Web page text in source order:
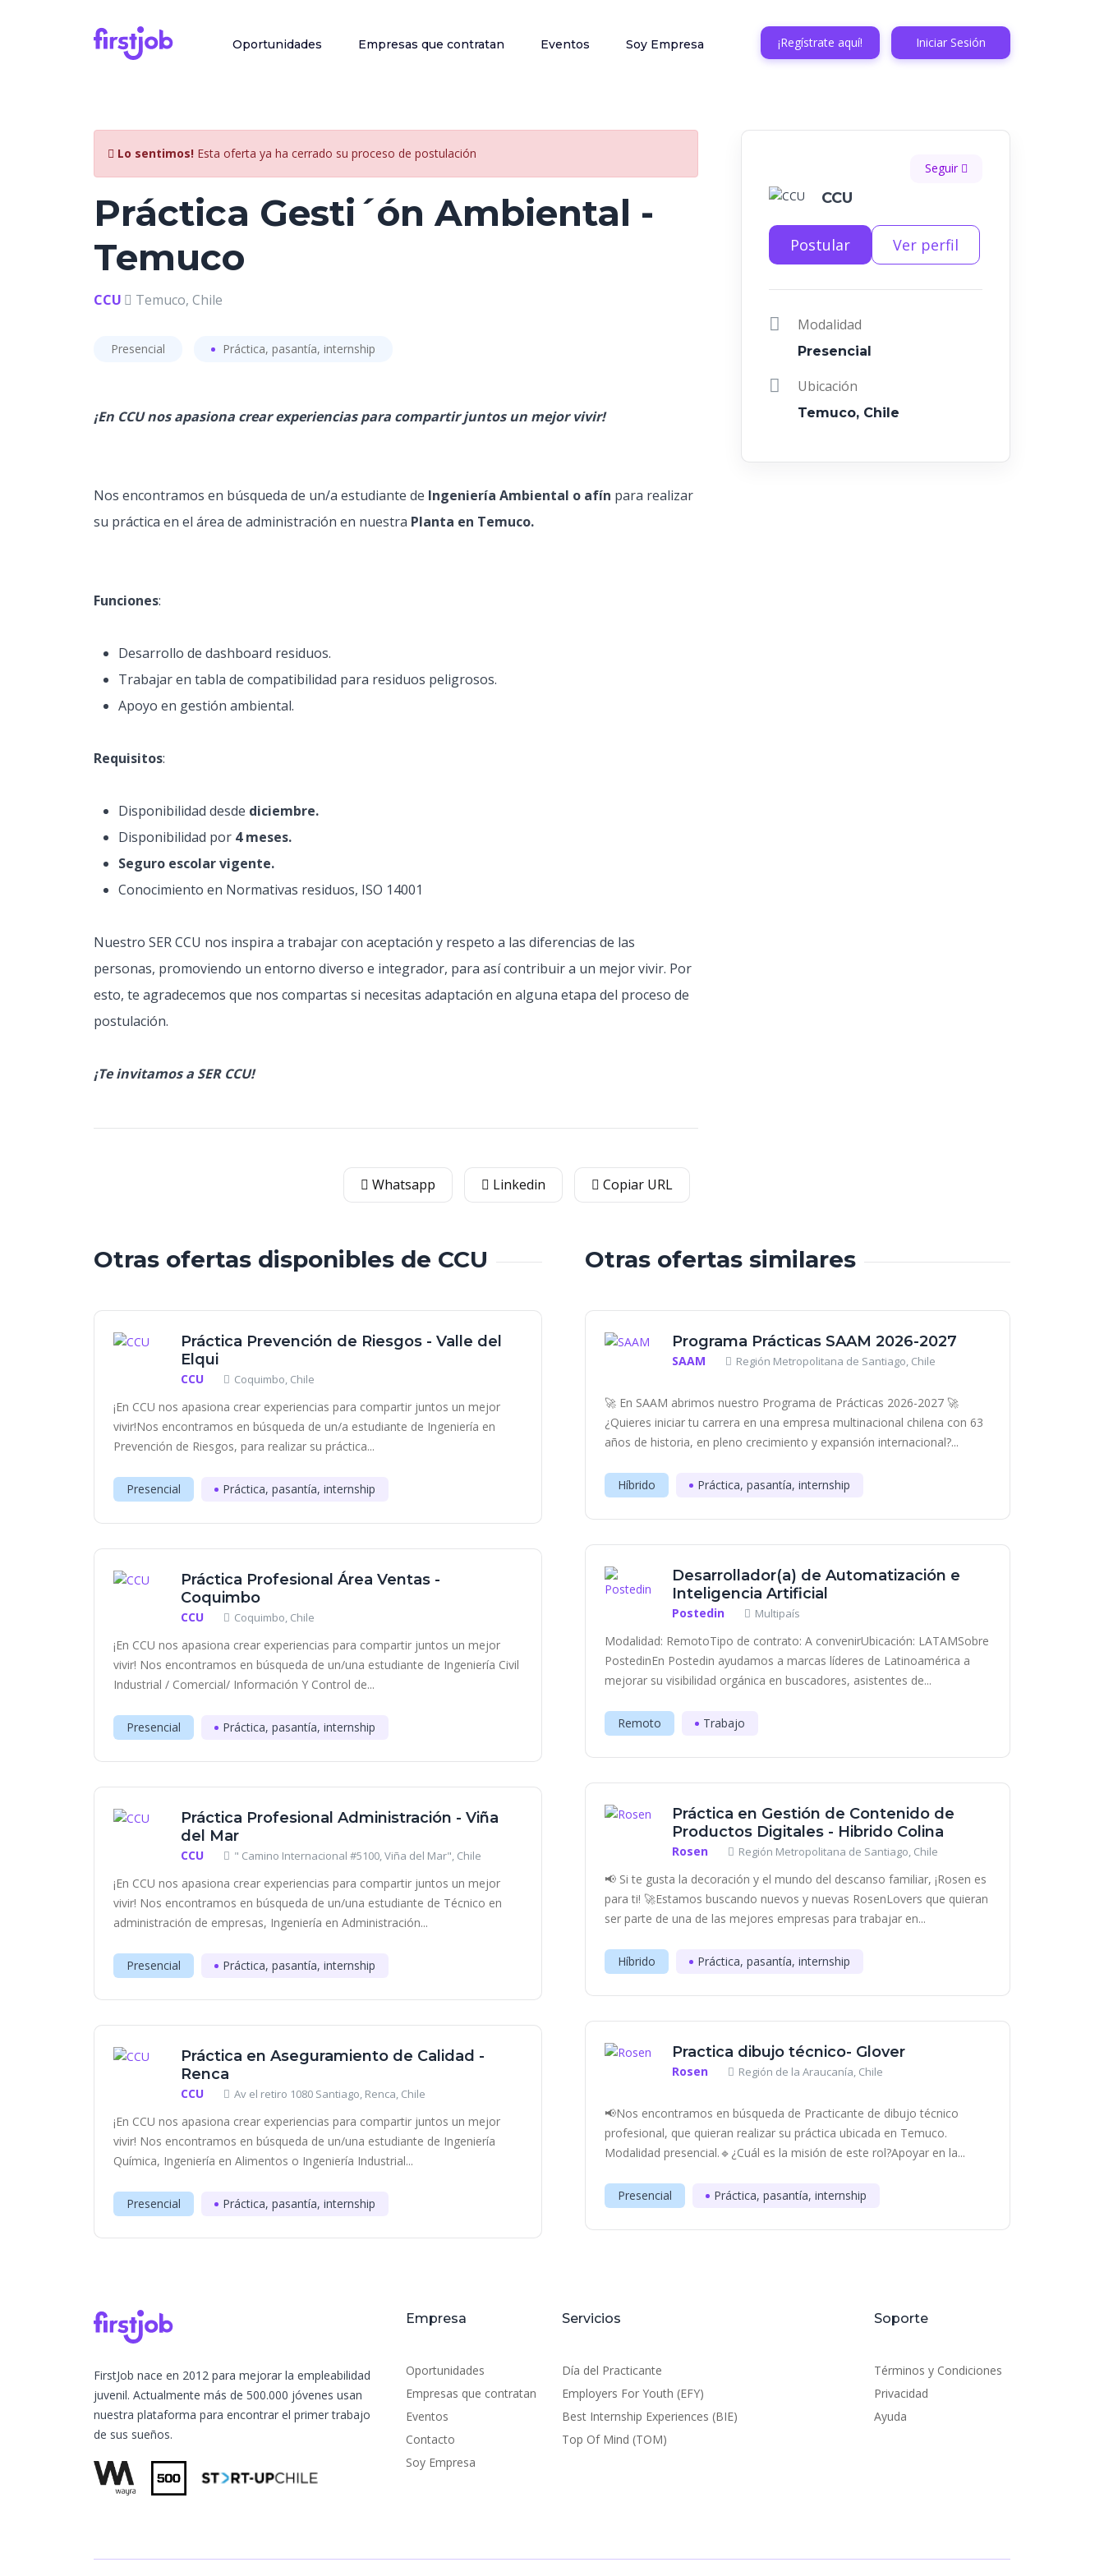
Oportunidades Empresas que contratan Eventos Soy Empresa ¡Regístrate aquí! Iniciar Sesión
Lo sentimos! Esta oferta ya ha cerrado su proceso de postulación
Práctica Gesti´ón Ambiental -
Temuco
CCU Temuco, Chile
Presencial Práctica, pasantía, internship
¡En CCU nos apasiona crear experiencias para compartir juntos un mejor vivir!
Nos encontramos en búsqueda de un/a estudiante de Ingeniería Ambiental o afín para realizar
su práctica en el área de administración en nuestra Planta en Temuco.
Funciones:
Desarrollo de dashboard residuos.
Trabajar en tabla de compatibilidad para residuos peligrosos.
Apoyo en gestión ambiental.
Requisitos:
Disponibilidad desde diciembre.
Disponibilidad por 4 meses.
Seguro escolar vigente.
Conocimiento en Normativas residuos, ISO 14001
Nuestro SER CCU nos inspira a trabajar con aceptación y respeto a las diferencias de las
personas, promoviendo un entorno diverso e integrador, para así contribuir a un mejor vivir. Por
esto, te agradecemos que nos compartas si necesitas adaptación en alguna etapa del proceso de
postulación.
¡Te invitamos a SER CCU!
Whatsapp Linkedin Copiar URL
Seguir
CCU
Postular Ver perfil
Modalidad
Presencial
Ubicación
Temuco, Chile
Otras ofertas disponibles de CCU
Práctica Prevención de Riesgos - Valle del
Elqui
CCU Coquimbo, Chile
¡En CCU nos apasiona crear experiencias para compartir juntos un mejor
vivir!Nos encontramos en búsqueda de un/a estudiante de Ingeniería en
Prevención de Riesgos, para realizar su práctica...
Presencial Práctica, pasantía, internship
Práctica Profesional Área Ventas -
Coquimbo
CCU Coquimbo, Chile
¡En CCU nos apasiona crear experiencias para compartir juntos un mejor
vivir! Nos encontramos en búsqueda de un/una estudiante de Ingeniería Civil
Industrial / Comercial/ Información Y Control de...
Presencial Práctica, pasantía, internship
Práctica Profesional Administración - Viña
del Mar
CCU " Camino Internacional #5100, Viña del Mar", Chile
¡En CCU nos apasiona crear experiencias para compartir juntos un mejor
vivir! Nos encontramos en búsqueda de un/una estudiante de Técnico en
administración de empresas, Ingeniería en Administración...
Presencial Práctica, pasantía, internship
Práctica en Aseguramiento de Calidad -
Renca
CCU Av el retiro 1080 Santiago, Renca, Chile
¡En CCU nos apasiona crear experiencias para compartir juntos un mejor
vivir! Nos encontramos en búsqueda de un/una estudiante de Ingeniería
Química, Ingeniería en Alimentos o Ingeniería Industrial...
Presencial Práctica, pasantía, internship
Otras ofertas similares
Programa Prácticas SAAM 2026-2027
SAAM Región Metropolitana de Santiago, Chile
🚀 En SAAM abrimos nuestro Programa de Prácticas 2026-2027 🚀
¿Quieres iniciar tu carrera en una empresa multinacional chilena con 63
años de historia, en pleno crecimiento y expansión internacional?...
Híbrido Práctica, pasantía, internship
Desarrollador(a) de Automatización e
Inteligencia Artificial
Postedin Multipaís
Modalidad: RemotoTipo de contrato: A convenirUbicación: LATAMSobre
PostedinEn Postedin ayudamos a marcas líderes de Latinoamérica a
mejorar su visibilidad orgánica en buscadores, asistentes de...
Remoto Trabajo
Práctica en Gestión de Contenido de
Productos Digitales - Hibrido Colina
Rosen Región Metropolitana de Santiago, Chile
📢 Si te gusta la decoración y el mundo del descanso familiar, ¡Rosen es
para ti! 🚀Estamos buscando nuevos y nuevas RosenLovers que quieran
ser parte de una de las mejores empresas para trabajar en...
Híbrido Práctica, pasantía, internship
Practica dibujo técnico- Glover
Rosen Región de la Araucanía, Chile
📢Nos encontramos en búsqueda de Practicante de dibujo técnico
profesional, que quieran realizar su práctica ubicada en Temuco.
Modalidad presencial.🔹¿Cuál es la misión de este rol?Apoyar en la...
Presencial Práctica, pasantía, internship
FirstJob nace en 2012 para mejorar la empleabilidad
juvenil. Actualmente más de 500.000 jóvenes usan
nuestra plataforma para encontrar el primer trabajo
de sus sueños.
Empresa
Oportunidades
Empresas que contratan
Eventos
Contacto
Soy Empresa
Servicios
Día del Practicante
Employers For Youth (EFY)
Best Internship Experiences (BIE)
Top Of Mind (TOM)
Soporte
Términos y Condiciones
Privacidad
Ayuda